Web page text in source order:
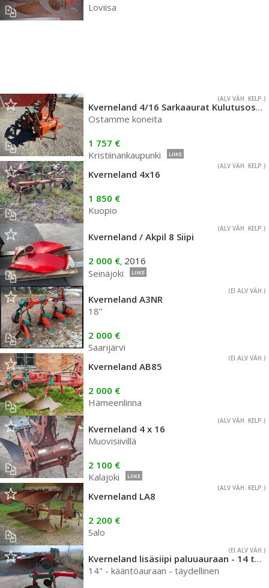
Loviisa
(ALV VÄH. KELP.)
Kverneland 4/16 Sarkaaurat Kulutusosat läpikäyty
Ostamme koneita
1 757 €
Kristiinankaupunki
LIIKE
(ALV VÄH. KELP.)
Kverneland 4x16
1 850 €
Kuopio
(ALV VÄH. KELP.)
Kverneland / Akpil 8 Siipi
2 000 €, 2016
Seinäjoki
LIIKE
(EI ALV VÄH.)
Kverneland A3NR
18”
2 000 €
Saarijärvi
(EI ALV VÄH.)
Kverneland AB85
2 000 €
Hämeenlinna
(ALV VÄH. KELP.)
Kverneland 4 x 16
Muovisiivillä
2 100 €
Kalajoki
LIIKE
(ALV VÄH. KELP.)
Kverneland LA8
2 200 €
Salo
(EI ALV VÄH.)
Kverneland lisäsiipi paluuauraan - 14 tuumaa
14" - kääntöauraan - täydellinen